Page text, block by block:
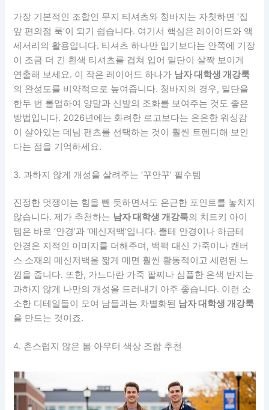
가장 기본적인 조합인 무지 티셔츠와 청바지는 자칫하면 ‘집
앞 편의점 룩’이 되기 쉽습니다. 여기서 핵심은 레이어드와 액
세서리의 활용입니다. 티셔츠 하나만 입기보다는 안쪽에 기장
이 조금 더 긴 흰색 티셔츠를 겹쳐 입어 밑단이 살짝 보이게
연출해 보세요. 이 작은 레이어드 하나가 남자 대학생 개강룩
의 완성도를 비약적으로 높여줍니다. 청바지의 경우, 밑단을
한두 번 롤업하여 양말과 신발의 조화를 보여주는 것도 좋은
방법입니다. 2026년에는 화려한 로고보다는 은은한 워싱감
이 살아있는 데님 팬츠를 선택하는 것이 훨씬 트렌디해 보인
다는 점을 기억하세요.
3. 과하지 않게 개성을 살려주는 ‘꾸안꾸’ 필수템
진정한 멋쟁이는 힘을 뺀 듯하면서도 은근한 포인트를 놓치지
않습니다. 제가 추천하는 남자 대학생 개강룩의 치트키 아이
템은 바로 ‘안경’과 ‘메신저백’입니다. 뿔테 안경이나 하금테
안경은 지적인 이미지를 더해주며, 백팩 대신 가죽이나 캔버
스 소재의 메신저백을 짧게 메면 훨씬 활동적이고 세련된 느
낌을 줍니다. 또한, 가느다란 가죽 팔찌나 심플한 은색 반지는
과하지 않게 나만의 개성을 드러내기 아주 좋습니다. 이런 소
소한 디테일들이 모여 남들과는 차별화된 남자 대학생 개강룩
을 만드는 것이죠.
4. 촌스럽지 않은 봄 아우터 색상 조합 추천